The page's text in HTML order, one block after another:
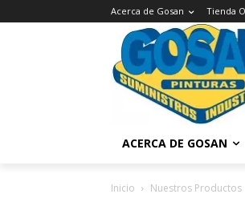
Acerca de Gosan Tienda
ACERCA DE GOSAN
Inicio Nuestros Productos